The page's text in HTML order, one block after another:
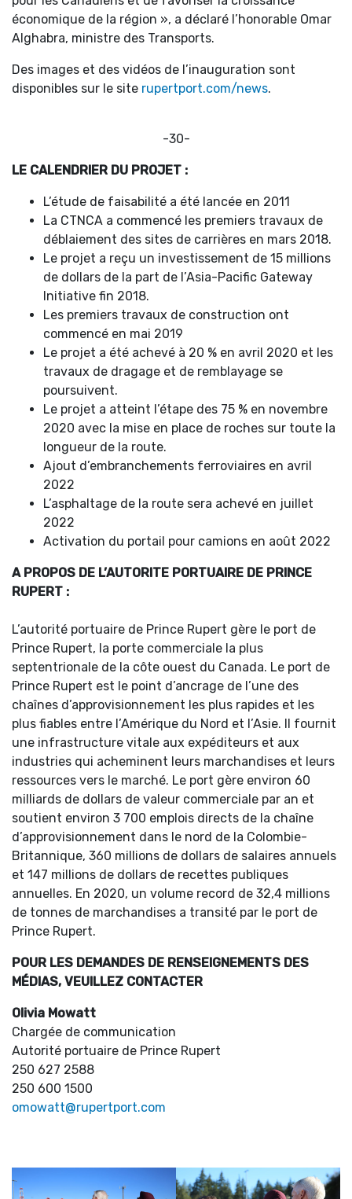
économique de la région », a déclaré l’honorable Omar
Alghabra, ministre des Transports.
Des images et des vidéos de l’inauguration sont
disponibles sur le site rupertport.com/news.
-30-
LE CALENDRIER DU PROJET :
L’étude de faisabilité a été lancée en 2011
La CTNCA a commencé les premiers travaux de
déblaiement des sites de carrières en mars 2018.
Le projet a reçu un investissement de 15 millions
de dollars de la part de l’Asia-Pacific Gateway
Initiative fin 2018.
Les premiers travaux de construction ont
commencé en mai 2019
Le projet a été achevé à 20 % en avril 2020 et les
travaux de dragage et de remblayage se
poursuivent.
Le projet a atteint l’étape des 75 % en novembre
2020 avec la mise en place de roches sur toute la
longueur de la route.
Ajout d’embranchements ferroviaires en avril
2022
L’asphaltage de la route sera achevé en juillet
2022
Activation du portail pour camions en août 2022
A PROPOS DE L’AUTORITE PORTUAIRE DE PRINCE
RUPERT :
L’autorité portuaire de Prince Rupert gère le port de
Prince Rupert, la porte commerciale la plus
septentrionale de la côte ouest du Canada. Le port de
Prince Rupert est le point d’ancrage de l’une des
chaînes d’approvisionnement les plus rapides et les
plus fiables entre l’Amérique du Nord et l’Asie. Il fournit
une infrastructure vitale aux expéditeurs et aux
industries qui acheminent leurs marchandises et leurs
ressources vers le marché. Le port gère environ 60
milliards de dollars de valeur commerciale par an et
soutient environ 3 700 emplois directs de la chaîne
d’approvisionnement dans le nord de la Colombie-
Britannique, 360 millions de dollars de salaires annuels
et 147 millions de dollars de recettes publiques
annuelles. En 2020, un volume record de 32,4 millions
de tonnes de marchandises a transité par le port de
Prince Rupert.
POUR LES DEMANDES DE RENSEIGNEMENTS DES
MÉDIAS, VEUILLEZ CONTACTER
Olivia Mowatt
Chargée de communication
Autorité portuaire de Prince Rupert
250 627 2588
250 600 1500
omowatt@rupertport.com